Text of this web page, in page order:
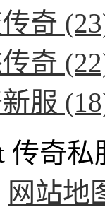
奇
奇
服
传奇私
网站地